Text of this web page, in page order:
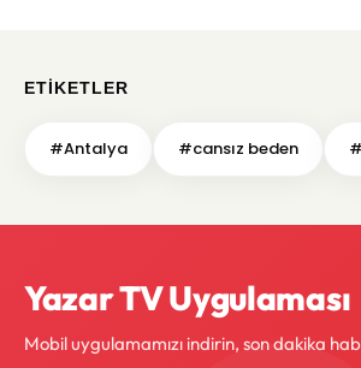
ETIKETLER
#Antalya #cansız beden
Yazar TV Uygulaması
Mobil uygulamamızı indirin, son dakika